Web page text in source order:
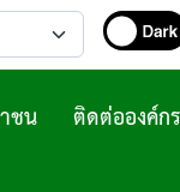
ติดต่อองค์กร
ชน